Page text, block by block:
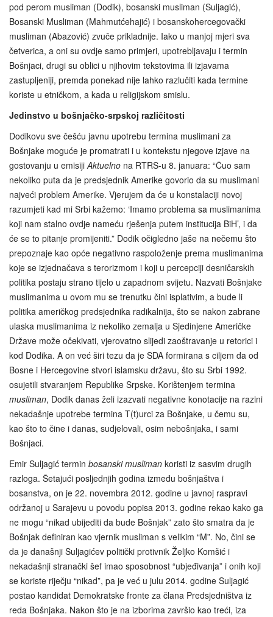
pod perom musliman (Dodik), bosanski musliman (Suljagić),
Bosanski Musliman (Mahmutćehajić) i bosanskohercegovački
musliman (Abazović) zvuče prikladnije. Iako u manjoj mjeri sva
četverica, a oni su ovdje samo primjeri, upotrebljavaju i termin
Bošnjaci, drugi su oblici u njihovim tekstovima ili izjavama
zastupljeniji, premda ponekad nije lahko razlučiti kada termine
koriste u etničkom, a kada u religijskom smislu.
Jedinstvo u bošnjačko-srpskoj različitosti
Dodikovu sve češću javnu upotrebu termina muslimani za
Bošnjake moguće je promatrati i u kontekstu njegove izjave na
gostovanju u emisijiAktuelno na RTRS-u 8. januara: “Čuo sam
nekoliko puta da je predsjednik Amerike govorio da su muslimani
najveći problem Amerike. Vjerujem da će u konstalaciji novoj
razumjeti kad mi Srbi kažemo: ‘Imamo problema sa muslimanima
koji nam stalno ovdje nameću rješenja putem institucija BiH’, i da
će se to pitanje promijeniti.” Dodik očigledno jaše na nečemu što
prepoznaje kao opće negativno raspoloženje prema muslimanima
koje se izjednačava s terorizmom i koji u percepciji desničarskih
politika postaju strano tijelo u zapadnom svijetu. Nazvati Bošnjake
muslimanima u ovom mu se trenutku čini isplativim, a bude li
politika američkog predsjednika radikalnija, što se nakon zabrane
ulaska muslimanima iz nekoliko zemalja u Sjedinjene Američke
Države može očekivati, vjerovatno slijedi zaoštravanje u retorici i
kod Dodika. A on već širi tezu da je SDA formirana s ciljem da od
Bosne i Hercegovine stvori islamsku državu, što su Srbi 1992.
osujetili stvaranjem Republike Srpske. Korištenjem termina
musliman, Dodik danas želi izazvati negativne konotacije na razini
nekadašnje upotrebe termina T(t)urci za Bošnjake, u čemu su,
kao što to čine i danas, sudjelovali, osim nebošnjaka, i sami
Bošnjaci.
Emir Suljagić termin bosanski musliman koristi iz sasvim drugih
razloga. Šetajući posljednjih godina između bošnjaštva i
bosanstva, on je 22. novembra 2012. godine u javnoj raspravi
održanoj u Sarajevu u povodu popisa 2013. godine rekao kako ga
ne mogu “nikad ubijediti da bude Bošnjak” zato što smatra da je
Bošnjak definiran kao vjernik musliman s velikim “M”. No, čini se
da je današnji Suljagićev politički protivnik Željko Komšić i
nekadašnji stranački šef imao sposobnost “ubjeđivanja” i onih koji
se koriste riječju “nikad”, pa je već u julu 2014. godine Suljagić
postao kandidat Demokratske fronte za člana Predsjedništva iz
reda Bošnjaka. Nakon što je na izborima završio kao treći, iza